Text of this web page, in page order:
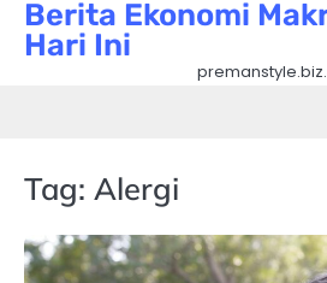
SkipBerita Ekonomi
Hari Ini
Tag: Alergi